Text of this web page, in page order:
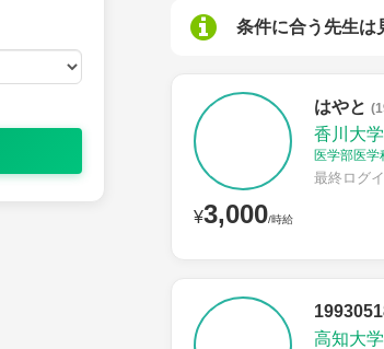
条件に合う先生は
¥3,000/時給
はやと
香川大学
医学部医学
最終ログ
高知大学